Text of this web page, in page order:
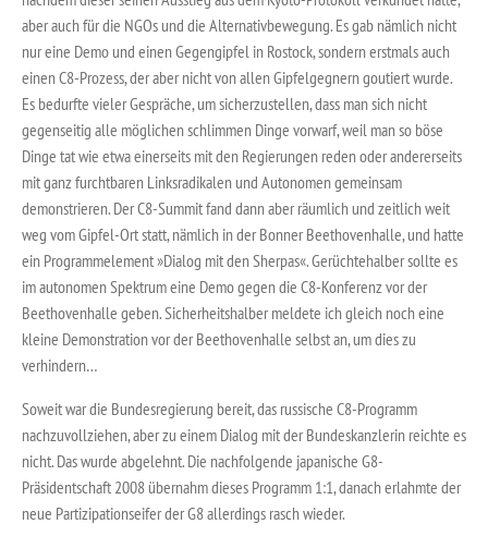
aber auch für die NGOs und die Alternativbewegung. Es gab nämlich nicht
nur eine Demo und einen Gegengipfel in Rostock, sondern erstmals auch
einen C8-Prozess, der aber nicht von allen Gipfelgegnern goutiert wurde.
Es bedurfte vieler Gespräche, um sicherzustellen, dass man sich nicht
gegenseitig alle möglichen schlimmen Dinge vorwarf, weil man so böse
Dinge tat wie etwa einerseits mit den Regierungen reden oder andererseits
mit ganz furchtbaren Linksradikalen und Autonomen gemeinsam
demonstrieren. Der C8-Summit fand dann aber räumlich und zeitlich weit
weg vom Gipfel-Ort statt, nämlich in der Bonner Beethovenhalle, und hatte
ein Programmelement »Dialog mit den Sherpas«. Gerüchtehalber sollte es
im autonomen Spektrum eine Demo gegen die C8-Konferenz vor der
Beethovenhalle geben. Sicherheitshalber meldete ich gleich noch eine
kleine Demonstration vor der Beethovenhalle selbst an, um dies zu
verhindern…
Soweit war die Bundesregierung bereit, das russische C8-Programm
nachzuvollziehen, aber zu einem Dialog mit der Bundeskanzlerin reichte es
nicht. Das wurde abgelehnt. Die nachfolgende japanische G8-
Präsidentschaft 2008 übernahm dieses Programm 1:1, danach erlahmte der
neue Partizipationseifer der G8 allerdings rasch wieder.